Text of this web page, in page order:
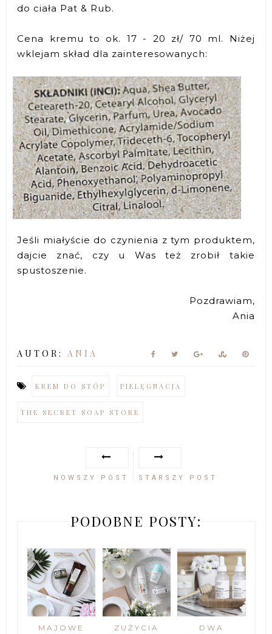
do ciała Pat & Rub.
Cena kremu to ok. 17 - 20 zł/ 70 ml. Niżej
wklejam skład dla zainteresowanych:
Jeśli miałyście do czynienia z tym produktem,
dajcie znać, czy u Was też zrobił takie
spustoszenie.
Pozdrawiam,
Ania
AUTOR:ANIA
KREM DO STÓP PIELĘGNACJA
THE SECRET SOAP STORE
NOWSZY POST STARSZY POST
PODOBNE POSTY:
MAJOWE
ZUŻYCIA
DWA